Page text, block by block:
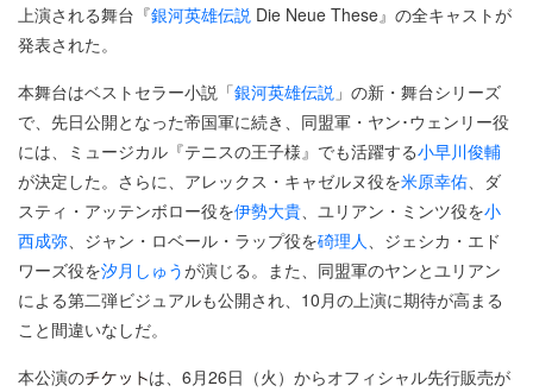
上演される舞台『銀河英雄伝説 Die Neue These』の全キャストが
発表された。
本舞台はベストセラー小説「銀河英雄伝説 」の新・舞台シリーズ
で、先日公開となった帝国軍に続き、同盟軍・ヤン･ウェンリー役
には、ミュージカル『テニスの王子様』でも活躍する小早川俊輔
が決定した。さらに、アレックス・キャゼルヌ役を米原幸佑 、ダ
スティ・アッテンボロー役を伊勢大貴 、ユリアン・ミンツ役を小
西成弥 、ジャン・ロベール・ラップ役を碕理人
、ジェシカ・エド
ワーズ役を汐月しゅうが演じる。また、同盟軍のヤンとユリアン
による第二弾ビジュアルも公開され、10月の上演に期待が高まる
こと間違いなしだ。
本公演の
は、6月26日（火）からオフィシャル先行販売が